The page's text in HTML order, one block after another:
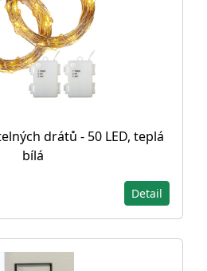
drátů - 50 LED, teplá
bílá
Detail